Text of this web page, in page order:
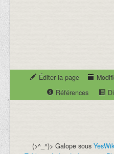
Éditer la page
Références
(>^_^)> Galope sous